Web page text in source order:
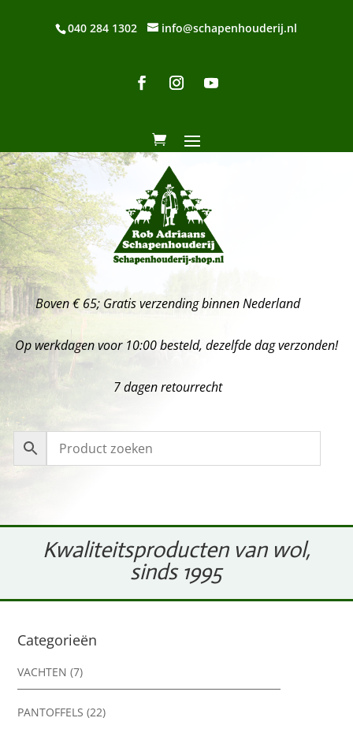
040 284 1302 info@schapenhouderij.nl
Boven € 65; Gratis verzending binnen Nederland
Op werkdagen voor 10:00 besteld, dezelfde dag verzonden!
7 dagen retourrecht
Kwaliteitsproducten van wol,
sinds 1995
Categorieën
VACHTEN (7)
PANTOFFELS (22)